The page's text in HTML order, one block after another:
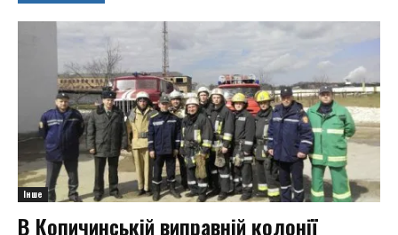
Інше
В Копичинській виправній колонії